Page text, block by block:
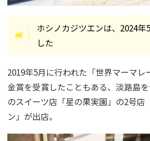
ホシノカジツエンは、2024年
した
2019年5月に行われた「世界マーマレ
金賞を受賞したこともある、淡路島
のスイーツ店「星の果実園」の2号店
ン」が出店。